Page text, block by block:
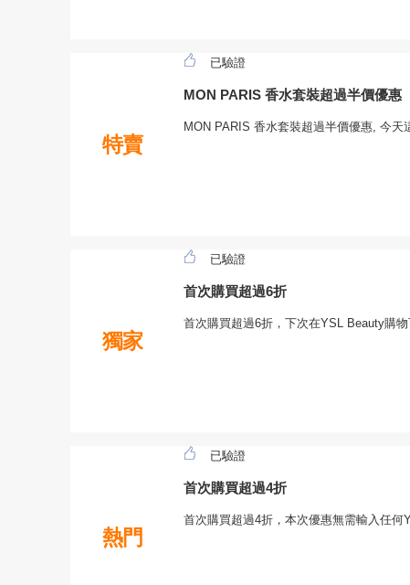
特賣
已驗證
MON PARIS 香水套裝超過半價優惠
MON PARIS 香水套裝超過半價優惠, 今
獨家
已驗證
首次購買超過6折
首次購買超過6折，下次在YSL Beauty購
熱門
已驗證
首次購買超過4折
首次購買超過4折，本次優惠無需輸入任何